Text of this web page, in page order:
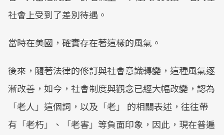
社會上受到了差別待遇。
當時在美國，確實存在著這樣的風氣。
後來，隨著法律的修訂與社會意識轉變，這種風氣逐
漸改善，如今，社會制度與觀念已經大幅改變，認為
「老人」這個詞，以及「老」 的相關表述，往往帶
有「老朽」、「老害」等負面印象，因此，現在普遍